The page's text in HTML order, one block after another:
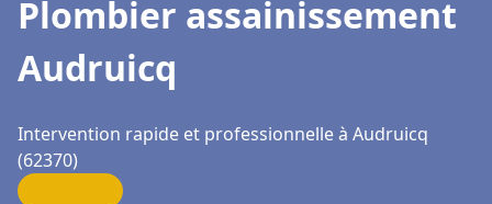
Plombier assainissement
Audruicq
Intervention rapide et professionnelle à Audruicq
(62370)